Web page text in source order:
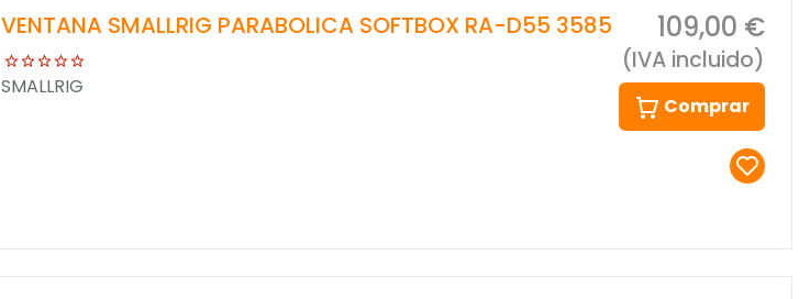
VENTANA SMALLRIG PARABOLICA SOFTBOX RA-D55 3585
SMALLRIG
109,00 €
(IVA incluido)
Comprar